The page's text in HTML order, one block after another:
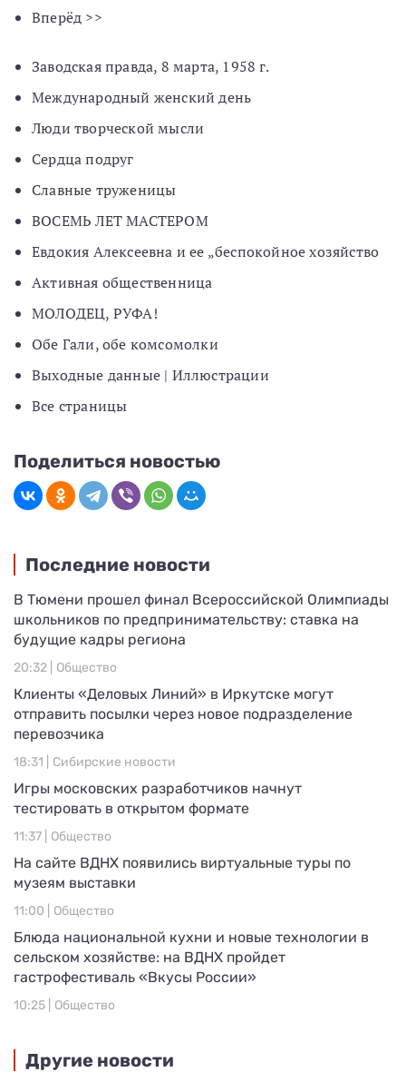
Вперёд >>
Заводская правда, 8 марта, 1958 г.
Международный женский день
Люди творческой мысли
Сердца подруг
Славные труженицы
ВОСЕМЬ ЛЕТ МАСТЕРОМ
Евдокия Алексеевна и ее „беспокойное хозяйство
Активная общественница
МОЛОДЕЦ, РУФА!
Обе Гали, обе комсомолки
Выходные данные | Иллюстрации
Все страницы
Поделиться новостью
Последние новости
В Тюмени прошел финал Всероссийской Олимпиады
школьников по предпринимательству: ставка на
будущие кадры региона
20:32 | Общество
Клиенты «Деловых Линий» в Иркутске могут
отправить посылки через новое подразделение
перевозчика
18:31 | Сибирские новости
Игры московских разработчиков начнут
тестировать в открытом формате
11:37 | Общество
На сайте ВДНХ появились виртуальные туры по
музеям выставки
11:00 | Общество
Блюда национальной кухни и новые технологии в
сельском хозяйстве: на ВДНХ пройдет
гастрофестиваль «Вкусы России»
10:25 | Общество
Другие новости